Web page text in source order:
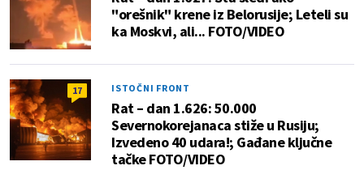
"orešnik" krene iz Belorusije; Leteli su
ka Moskvi, ali... FOTO/VIDEO
17 ISTOČNI FRONT
Rat – dan 1.626: 50.000
Severnokorejanaca stiže u Rusiju;
Izvedeno 40 udara!; Gađane ključne
tačke FOTO/VIDEO